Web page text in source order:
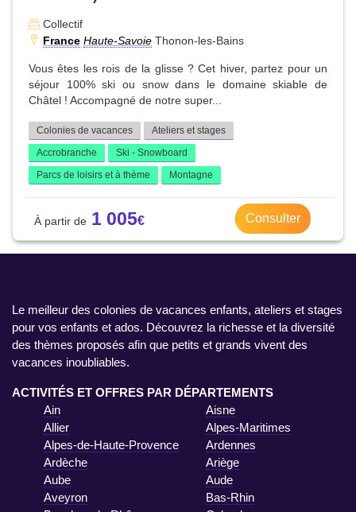
Collectif
France Haute-Savoie Thonon-les-Bains
Vous êtes les rois de la glisse ? Cet hiver, partez pour un
séjour 100% ski ou snow dans le domaine skiable de
Châtel ! Accompagné de notre super...
Colonies de vacances
Ateliers et stages
Accrobranche
Ski - Snowboard
Parcs de loisirs et à thème
Montagne
1 005 Consulter
Le meilleur des colonies de vacances enfants, ateliers et stages
pour vos enfants et ados. Découvrez la richesse et la diversité
des thèmes proposés afin que petits et grands vivent des
vacances inoubliables.
ACTIVITÉS ET OFFRES PAR DÉPARTEMENTS
Ain
Aisne
Allier
Alpes-Maritimes
Alpes-de-Haute-Provence
Ardennes
Ardèche
Ariège
Aube
Aude
Aveyron
Bas-Rhin